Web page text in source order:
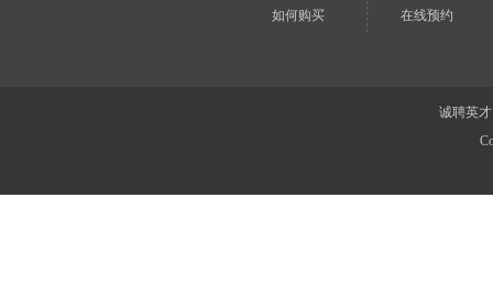
如何购买 在线预约
诚聘英才